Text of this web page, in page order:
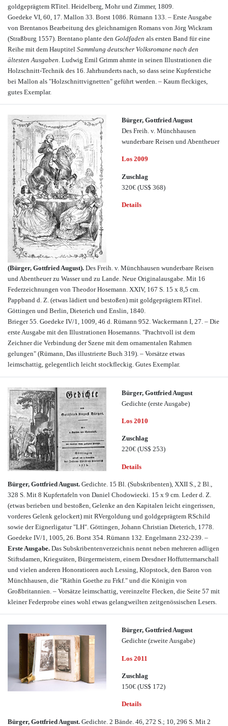
goldgeprägtem RTitel. Heidelberg, Mohr und Zimmer, 1809.
Goedeke VI, 60, 17. Mallon 33. Borst 1086. Rümann 133. – Erste Ausgabe
von Brentanos Bearbeitung des gleichnamigen Romans von Jörg Wickram
(Straßburg 1557). Brentano plante den Goldfaden als ersten Band für eine
Reihe mit dem Hauptitel Sammlung deutscher Volksromane nach den
ältesten Ausgaben . Ludwig Emil Grimm ahmte in seinen Illustrationen die
Holzschnitt-Technik des 16. Jahrhunderts nach, so dass seine Kupferstiche
bei Mallon als "Holzschnittvignetten" geführt werden. – Kaum fleckiges,
gutes Exemplar.
Bürger, Gottfried August
Des Freih. v. Münchhausen
wunderbare Reisen und Abentheuer
Los 2009
Zuschlag
320€ (US$ 368)
Details
(Bürger, Gottfried August). Des Freih. v. Münchhausen wunderbare Reisen
und Abentheuer zu Wasser und zu Lande. Neue Originalausgabe. Mit 16
Federzeichnungen von Theodor Hosemann. XXIV, 167 S. 15 x 8,5 cm.
Pappband d. Z. (etwas lädiert und bestoßen) mit goldgeprägtem RTitel.
Göttingen und Berlin, Dieterich und Enslin, 1840.
Brieger 55. Goedeke IV/1, 1009, 46 d. Rümann 952. Wackermann I, 27. – Die
erste Ausgabe mit den Illustrationen Hosemanns. "Prachtvoll ist dem
Zeichner die Verbindung der Szene mit dem ornamentalen Rahmen
gelungen" (Rümann, Das illustrierte Buch 319). – Vorsätze etwas
leimschattig, gelegentlich leicht stockfleckig. Gutes Exemplar.
Bürger, Gottfried August
Gedichte (erste Ausgabe)
Los 2010
Zuschlag
220€ (US$ 253)
Details
Bürger, Gottfried August. Gedichte. 15 Bl. (Subskribenten), XXII S., 2 Bl.,
328 S. Mit 8 Kupfertafeln von Daniel Chodowiecki. 15 x 9 cm. Leder d. Z.
(etwas berieben und bestoßen, Gelenke an den Kapitalen leicht eingerissen,
vorderes Gelenk gelockert) mit RVergoldung und goldgeprägtem RSchild
sowie der Eignerligatur "LH". Göttingen, Johann Christian Dieterich, 1778.
Goedeke IV/1, 1005, 26. Borst 354. Rümann 132. Engelmann 232-239. –
Erste Ausgabe. Das Subskribentenverzeichnis nennt neben mehreren adligen
Stiftsdamen, Kriegsräten, Bürgermeistern, einem Dresdner Hoffuttermarschall
und vielen anderen Honoratioren auch Lessing, Klopstock, den Baron von
Münchhausen, die "Räthin Goethe zu Frkf." und die Königin von
Großbritannien. – Vorsätze leimschattig, vereinzelte Flecken, die Seite 57 mit
kleiner Federprobe eines wohl etwas gelangweilten zeitgenössischen Lesers.
Bürger, Gottfried August
Gedichte (zweite Ausgabe)
Los 2011
Zuschlag
150€ (US$ 172)
Details
Bürger, Gottfried August. Gedichte. 2 Bände. 46, 272 S.; 10, 296 S. Mit 2